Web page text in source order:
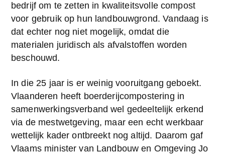
bedrijf om te zetten in kwaliteitsvolle compost
voor gebruik op hun landbouwgrond. Vandaag is
dat echter nog niet mogelijk, omdat die
materialen juridisch als afvalstoffen worden
beschouwd.
In die 25 jaar is er weinig vooruitgang geboekt.
Vlaanderen heeft boerderijcompostering in
samenwerkingsverband wel gedeeltelijk erkend
via de mestwetgeving, maar een echt werkbaar
wettelijk kader ontbreekt nog altijd. Daarom gaf
Vlaams minister van Landbouw en Omgeving Jo